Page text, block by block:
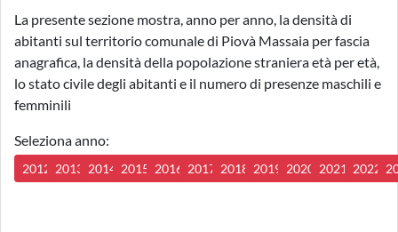
La presente sezione mostra, anno per anno, la densità di
abitanti sul territorio comunale di Piovà Massaia per fascia
anagrafica, la densità della popolazione straniera età per età,
lo stato civile degli abitanti e il numero di presenze maschili e
femminili
Seleziona anno:
2012 2013 2014 2015 2016 2017 2018 2019 2020 2021 2022